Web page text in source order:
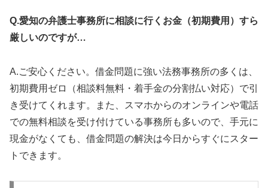
Q.愛知の弁護士事務所に相談に行くお金（初期費用）すら
厳しいのですが…
A.ご安心ください。借金問題に強い法務事務所の多くは、
初期費用ゼロ（相談料無料・着手金の分割払い対応）で引
き受けてくれます。また、スマホからのオンラインや電話
での無料相談を受け付けている事務所も多いので、手元に
現金がなくても、借金問題の解決は今日からすぐにスター
トできます。